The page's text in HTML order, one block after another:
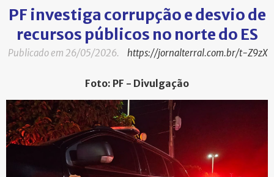
PF investiga corrupção e desvio de
recursos públicos no norte do ES
Publicado em 26/05/2026. https://jornalterral.com.br/t-Z9zX
Foto: PF - Divulgação